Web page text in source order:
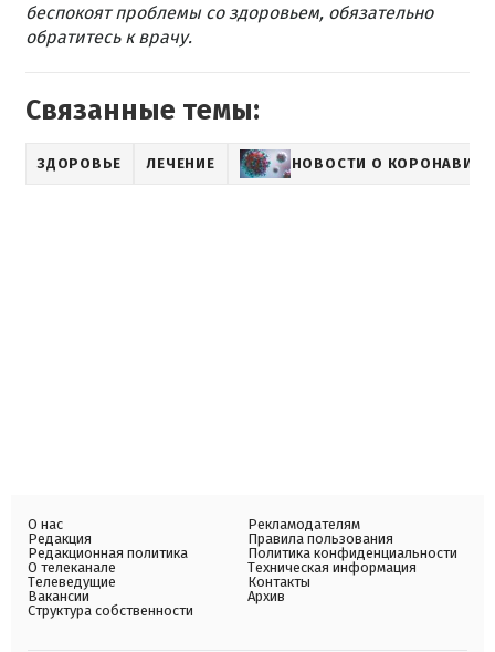
беспокоят проблемы со здоровьем, обязательно
обратитесь к врачу.
Связанные темы:
ЗДОРОВЬЕ ЛЕЧЕНИЕ НОВОСТИ О
О нас
Редакция
Редакционная политика
О телеканале
Телеведущие
Вакансии
Структура собственности
Рекламодателям
Правила пользования
Политика конфиденциальности
Техническая информация
Контакты
Архив